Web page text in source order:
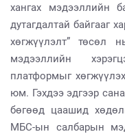
хангах мэдээллийн
дутагдалтай байгааг
хөгжүүлэлт” төсөл
мэдээллийн
платформыг
юм. Гэхдээ эдгээр
бөгөөд цаашид
МБС-ын салбарын